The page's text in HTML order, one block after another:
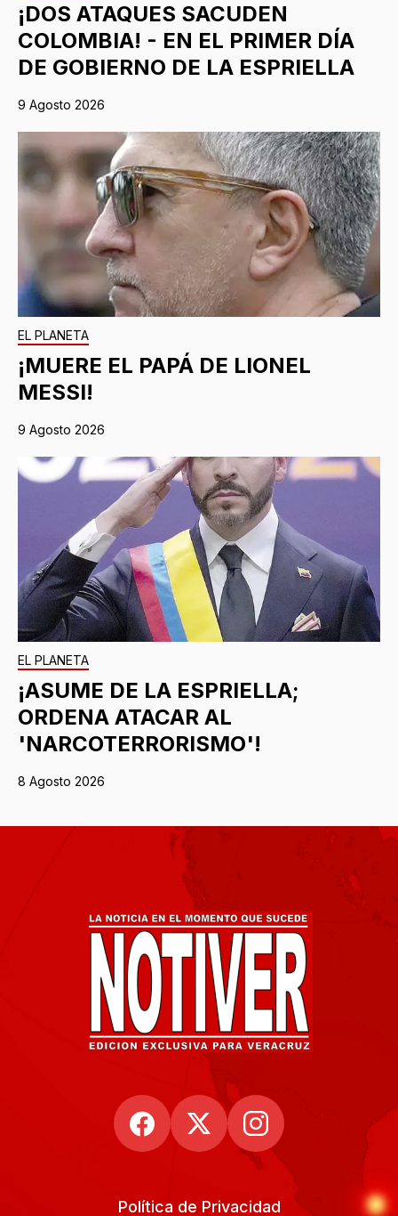
¡DOS ATAQUES SACUDEN
COLOMBIA! - EN EL PRIMER DÍA
DE GOBIERNO DE LA ESPRIELLA
9 Agosto 2026
EL PLANETA
¡MUERE EL PAPÁ DE LIONEL
MESSI!
9 Agosto 2026
EL PLANETA
¡ASUME DE LA ESPRIELLA;
ORDENA ATACAR AL
'NARCOTERRORISMO'!
8 Agosto 2026
Política de Privacidad